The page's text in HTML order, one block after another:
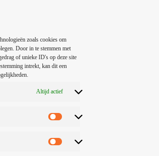
zoals cookies om
Door in te stemmen met
of unieke ID's op deze site
intrekt, kan dit een
Altijd actief
HEART 15 — 01